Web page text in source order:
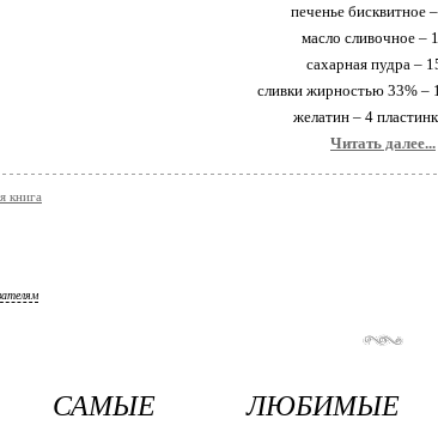
печенье бисквитное
масло сливочное –
сахарная пудра –
сливки жирностью 33% –
желатин – 4
Читать далее...
книга
САМЫЕ